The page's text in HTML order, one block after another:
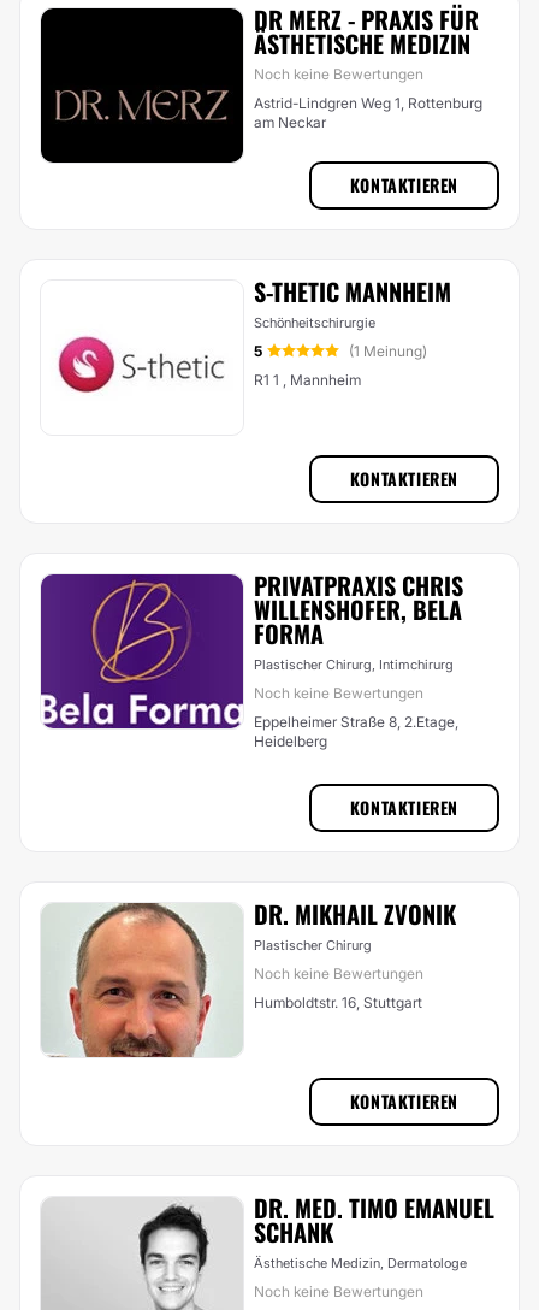
DR MERZ - PRAXIS FÜR
ÄSTHETISCHE MEDIZIN
Noch keine Bewertungen
Astrid-Lindgren Weg 1, Rottenburg
am Neckar
KONTAKTIEREN
S-THETIC MANNHEIM
Schönheitschirurgie
5
(1 Meinung)
R1 1 , Mannheim
KONTAKTIEREN
PRIVATPRAXIS CHRIS
WILLENSHOFER, BELA
FORMA
Plastischer Chirurg, Intimchirurg
Noch keine Bewertungen
Eppelheimer Straße 8, 2.Etage,
Heidelberg
KONTAKTIEREN
DR. MIKHAIL ZVONIK
Plastischer Chirurg
Noch keine Bewertungen
Humboldtstr. 16, Stuttgart
KONTAKTIEREN
DR. MED. TIMO EMANUEL
SCHANK
Ästhetische Medizin, Dermatologe
Noch keine Bewertungen